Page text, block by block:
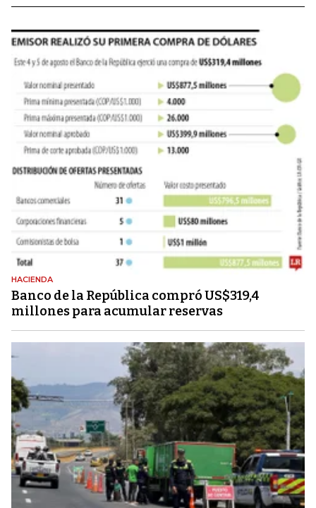
HACIENDA
Banco de la República compró US$319,4
millones para acumular reservas